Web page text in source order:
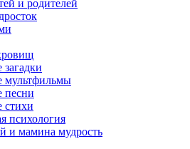
и родителей
загадки
мультфильмы
песни
стихи
психология
и мамина мудрость